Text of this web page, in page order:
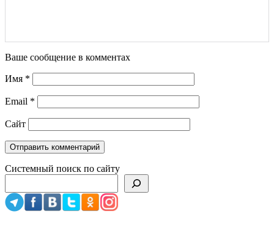
Ваше сообщение в комментах
Имя *
Email *
Сайт
Системный поиск по сайту